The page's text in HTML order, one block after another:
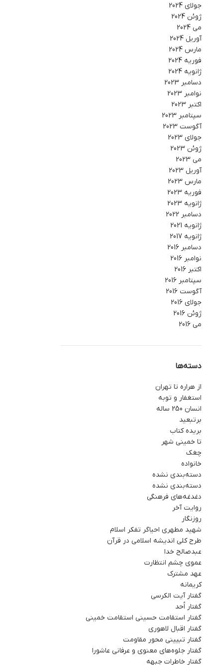
جولای 2024
ژوئن 2024
می 2024
آوریل 2024
مارس 2024
فوریه 2024
ژانویه 2024
دسامبر 2023
نوامبر 2023
اکتبر 2023
سپتامبر 2023
آگوست 2023
جولای 2023
ژوئن 2023
می 2023
آوریل 2023
مارس 2023
فوریه 2023
ژانویه 2023
دسامبر 2022
ژانویه 2021
ژانویه 2017
دسامبر 2016
نوامبر 2016
اکتبر 2016
سپتامبر 2016
آگوست 2016
جولای 2016
ژوئن 2016
می 2016
دسته‌ها
از هراره تا تهران
استغفار و توبه
انسان 250 ساله
برتبعید
بریده کتاب
تا خمینی شهر
چغک
خانواده
دسته‌بندی نشده
دسته‌بندی نشده
دغدغه‌های فرهنگی
روایت آخر
روزنگار
شهید مطهری احیاگر تفکر اسلام
طرح کلی اندیشه اسلامی در قرآن
عبدصالح خدا
عموی چشم انتظارت
عهد مشترک
کریمانه
گفتار آیت الکرسی
گفتار اُحد
گفتار استقامت حسینی استقامت خمینی
گفتار اقبال لاهوری
گفتار تبیینی محور مقاومت
گفتار جلوه‌های معنوی و عرفانی عاشورا
گفتار خاطرات جبهه